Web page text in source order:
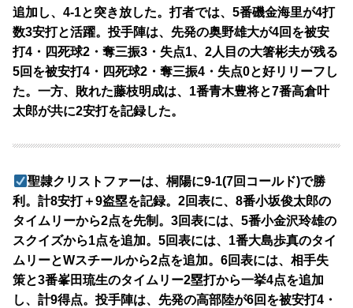
追加し、4-1と突き放した。打者では、5番磯金海里が4打
数3安打と活躍。投手陣は、先発の奥野雄大が4回を被安
打4・四死球2・奪三振3・失点1、2人目の大箸彬夫が残る
5回を被安打4・四死球2・奪三振4・失点0と好リリーフし
た。一方、敗れた藤枝明成は、1番青木豊将と7番高倉叶
太郎が共に2安打を記録した。
聖隷クリストファーは、桐陽に9-1(7回コールド)で勝
利。計8安打＋9盗塁を記録。2回表に、8番小坂俊太郎の
タイムリーから2点を先制。3回表には、5番小金沢玲雄の
スクイズから1点を追加。5回表には、1番大島歩真のタイ
ムリーとWスチールから2点を追加。6回表には、相手失
策と3番峯田琉生のタイムリー2塁打から一挙4点を追加
し、計9得点。投手陣は、先発の高部陸が6回を被安打4・